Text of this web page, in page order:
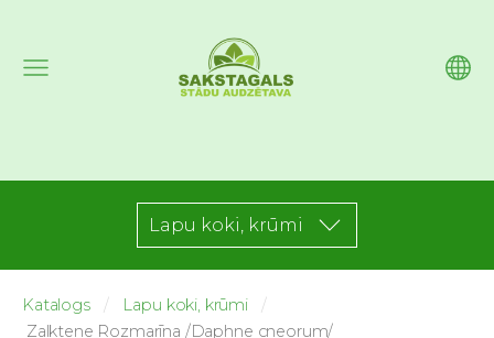
Lapu koki, krūmi
Katalogs
Lapu koki, krūmi
Zalktene Rozmarīna /Daphne cneorum/